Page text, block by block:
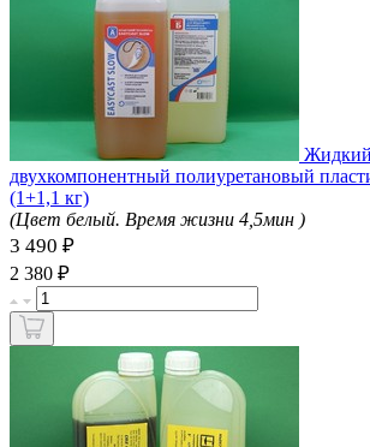
Жидкий
двухкомпонентный полиуретановый
(1+1,1 кг)
(Цвет белый. Время жизни 4,5мин )
3 490 ₽
2 380 ₽